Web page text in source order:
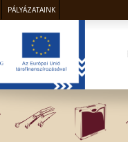
PÁLYÁZATAINK